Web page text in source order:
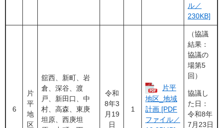
ル／
230KB]
6
片
平
地
区
舘西、新町、岩
倉、深谷、渡
戸、新田口、中
村、高森、東庚
坦原、西庚坦
令和
8年3
月19
日
1
片平
地区_地域
計画 [PDF
ファイル／
（協議
結果：
協議の
場第5
回）
協議し
た日：
令和8年
7月23日